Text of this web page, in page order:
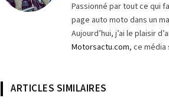
Passionné par tout ce qui
page auto moto dans un
Aujourd’hui, j’ai le plaisir
Motorsactu.com, ce média
ARTICLES SIMILAIRES